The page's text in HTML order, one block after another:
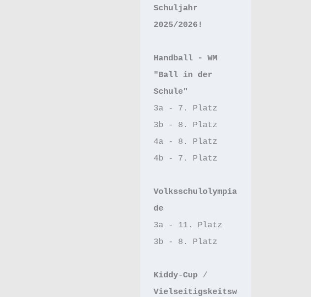
Schuljahr
2025/2026!
Handball - WM
"Ball in der
Schule"
3a - 7. Platz
3b - 8. Platz
4a - 8. Platz
4b - 7. Platz
Volksschulolympia
de
3a - 11. Platz
3b - 8. Platz
Kiddy-Cup
Vielseitigskeitsw